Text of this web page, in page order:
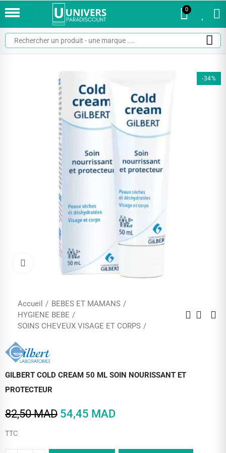
0
-34%
Cliquez pour agrandir
Accueil
BEBES ET MAMANS
HYGIENE BEBE
SOINS CHEVEUX VISAGE ET CORPS
GILBERT COLD CREAM 50 ML SOIN NOURISSANT ET
PROTECTEUR
82,50 MAD 54,45 MAD
TTC